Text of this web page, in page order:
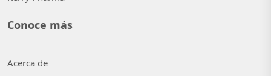
Conoce más
Acerca de